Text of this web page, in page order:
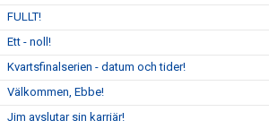
FULLT!
Ett - noll!
Kvartsfinalserien - datum och tider!
Välkommen, Ebbe!
Jim avslutar sin karriär!